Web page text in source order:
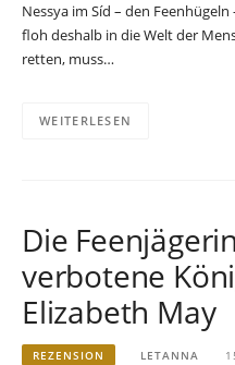
Nessya im Síd – den
floh deshalb in die Welt der
retten, muss…
WEITERLESEN
Die
verbotene
Elizabeth May
REZENSION LETANNA